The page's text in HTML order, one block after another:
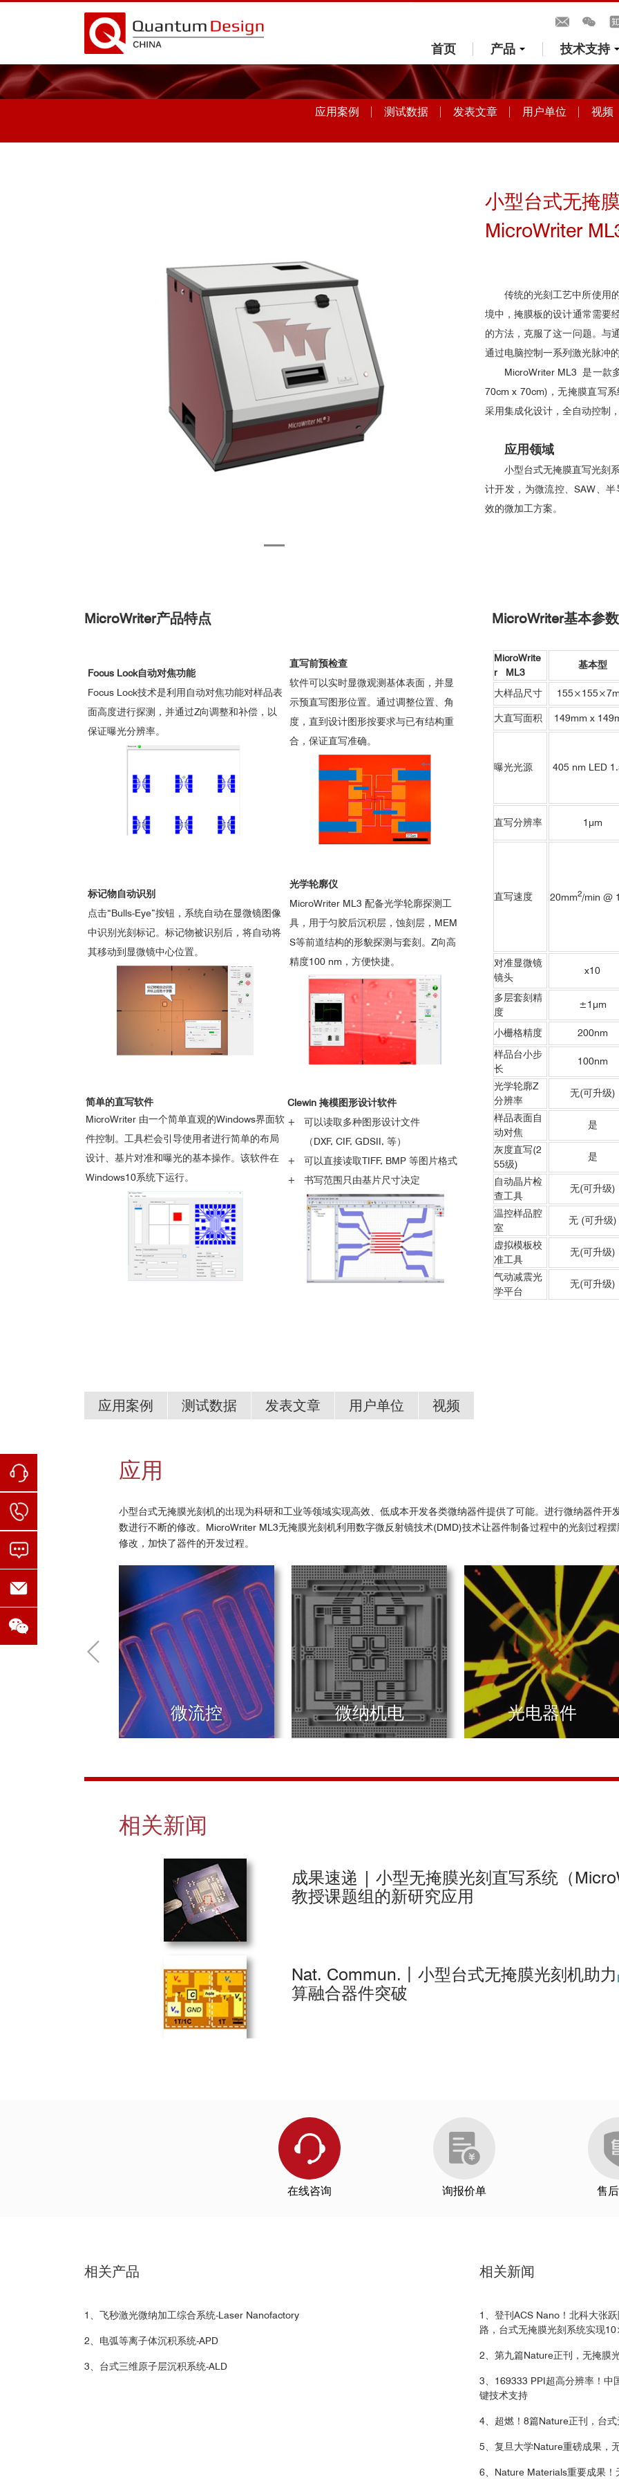
首页 产品 技术支持
应用案例 测试数据 发表文章 用户单位 视频
小型台式无掩
MicroWriter
传统的光刻工艺中所使用
境中，掩膜板的设计通常需要
的方法，克服了这一问题。与
通过电脑控制一系列激光脉冲
MicroWriter ML3 是一款
70cm x 70cm)，无掩膜直写
采用集成化设计，全自动控制
应用领域
小型台式无掩膜直写光刻
计开发，为微流控、SAW、
效的微加工方案。
MicroWriter产品特点
Focus Lock自动对焦功能
Focus Lock技术是利用自动对焦功能对样品表
面高度进行探测，并通过Z向调整和补偿，以
保证曝光分辨率。
直写前预检查
软件可以实时显微观测基体表面，并显
示预直写图形位置。通过调整位置、角
度，直到设计图形按要求与已有结构重
合，保证直写准确。
标记物自动识别
点击“Bulls-Eye”按钮，系统自动在显微镜图像
中识别光刻标记。标记物被识别后，将自动将
其移动到显微镜中心位置。
光学轮廓仪
MicroWriter ML3 配备光学轮廓探测工
具，用于匀胶后沉积层，蚀刻层，MEM
S等前道结构的形貌探测与套刻。Z向高
精度100 nm，方便快捷。
简单的直写软件
MicroWriter 由一个简单直观的Windows界面软
件控制。工具栏会引导使用者进行简单的布局
设计、基片对准和曝光的基本操作。该软件在
Windows10系统下运行。
Clewin 掩模图形设计软件
+ 可以读取多种图形设计文件
（DXF, CIF, GDSII, 等）
+ 可以直接读取TIFF, BMP 等图片格式
+ 书写范围只由基片尺寸决定
MicroWriter基本参数
MicroWrite
r ML3
基本型
大样品尺寸
大直写面积 149mm x
曝光光源 405 nm LED
直写分辨率 1μm
直写速度 20mm2/min @
对准显微镜
镜头
x10
多层套刻精
度
±1μm
小栅格精度
200nm
样品台小步
长
100nm
光学轮廓Z
分辨率
无(可升级)
样品表面自
动对焦
是
灰度直写(2
55级)
是
自动晶片检
查工具
无(可升级)
温控样品腔
室
无 (可升级)
虚拟模板校
准工具
无(可升级)
气动减震光
学平台
无(可升级)
应用案例 测试数据 发表文章 用户单位 视频
应用
小型台式无掩膜光刻机的出现为科研和工业等领域实现高效、低成本开发各类微纳器件提供了可能。进行微纳器件开
数进行不断的修改。MicroWriter ML3无掩膜光刻机利用数字微反射镜技术(DMD)技术让器件制备过程中的光刻过程
修改，加快了器件的开发过程。
微流控 微纳机电 光电器件
相关新闻
成果速递 | 小型无掩膜光刻直写系统（
教授课题组的新研究应用
Nat. Commun.丨小型台式无掩膜光刻机助力
算融合器件突破
0.4 μm特征线宽曝光结果
直写分辨率1μm
直写分辨率0.6μm
微结构/微器件/微电极制备
2022年最新发表文章：
3
国内部分用户
国防科技大学
北京大学
燕山大学
清华大学
浙江大学
北京工商大学
厦门大学
中科院物理所（超导）
中央民族大学
中科院上海技术物理所
中科院物理所（极端）
澳门科技大学
北京师范大学
电子科技大学
北京航空航天大学
中科院光电所
北京纳米能源与系统研究所
华中科技大学
上海微系统所
中科院深圳先进技术研究院
广西大学
郑州大学
复旦大学
安徽大学
上海大学
北航杭州创新院
山西师范大学
Texas Tech University in Lubbock
Brazilian Nanotechnology National Laboratory
Tokyo Institute of Technology
Centre national de la recherche scientifique
Indian Institute of Science Education and Research
University of California,Berkeley
University of Chemistry and Technology in Prague
University of Edinburgh
Weizmann Institute of Science
Mackenzie University, Sao Paulo
Macquarie University
Martin Luther University of Halle-Wittenberg
NASA
University of the Philippines Diliman
National Institute for Materials Science, Japan
Paul Scherrer Institute
University of Wuerzburg
小型台式无掩膜光刻机- MicroWriter ML3设备介绍
在线咨询 询报价单 售
相关产品
1、飞秒激光微纳加工综合系统-Laser Nanofactory
2、电弧等离子体沉积系统-APD
3、台式三维原子层沉积系统-ALD
相关新闻
1、登刊ACS Nano！北科大张
路，台式无掩膜光刻系统实现
2、第九篇Nature正刊，无掩膜
3、169333 PPI超高分辨率！中
键技术支持
4、超燃！8篇Nature正刊，台
5、复旦大学Nature重磅成果，
6、Nature Materials重要成果！